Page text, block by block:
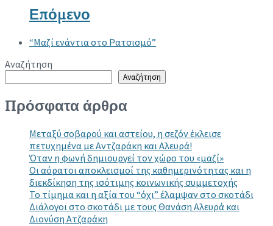
Επόμενο
“Μαζί ενάντια στο Ρατσισμό”
Αναζήτηση
Αναζήτηση
Πρόσφατα άρθρα
Μεταξύ σοβαρού και αστείου, η σεζόν έκλεισε
πετυχημένα με Αντζαράκη και Αλευρά!
Όταν η φωνή δημιουργεί τον χώρο του «μαζί»
Οι αόρατοι αποκλεισμοί της καθημερινότητας και η
διεκδίκηση της ισότιμης κοινωνικής συμμετοχής
Το τίμημα και η αξία του “όχι” έλαμψαν στο σκοτάδι
Διάλογοι στο σκοτάδι με τους Θανάση Αλευρά και
Διονύση Ατζαράκη